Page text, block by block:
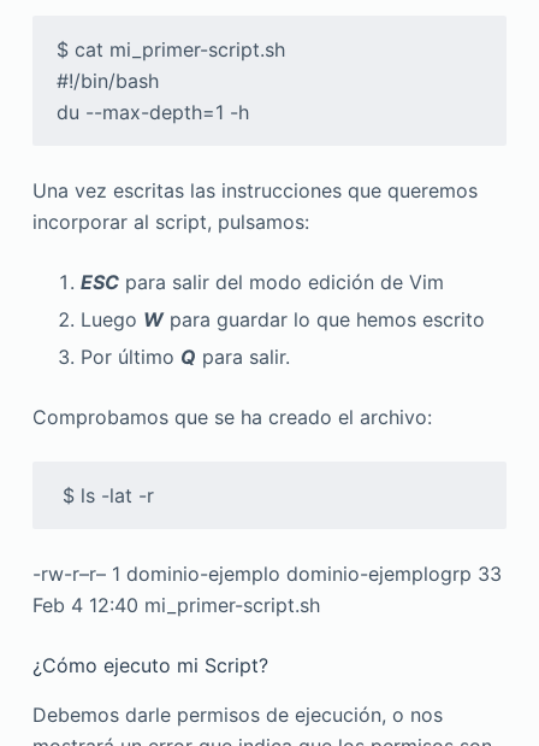
$ cat mi_primer-script.sh
#!/bin/bash
du --max-depth=1 -h
Una vez escritas las instrucciones que queremos
incorporar al script, pulsamos:
ESC para salir del modo edición de Vim
Luego Wpara guardar lo que hemos escrito
Por último Q para salir.
Comprobamos que se ha creado el archivo:
$ ls -lat -r
-rw-r–r– 1 dominio-ejemplo dominio-ejemplogrp 33
Feb 4 12:40 mi_primer-script.sh
¿Cómo ejecuto mi Script?
Debemos darle permisos de ejecución, o nos